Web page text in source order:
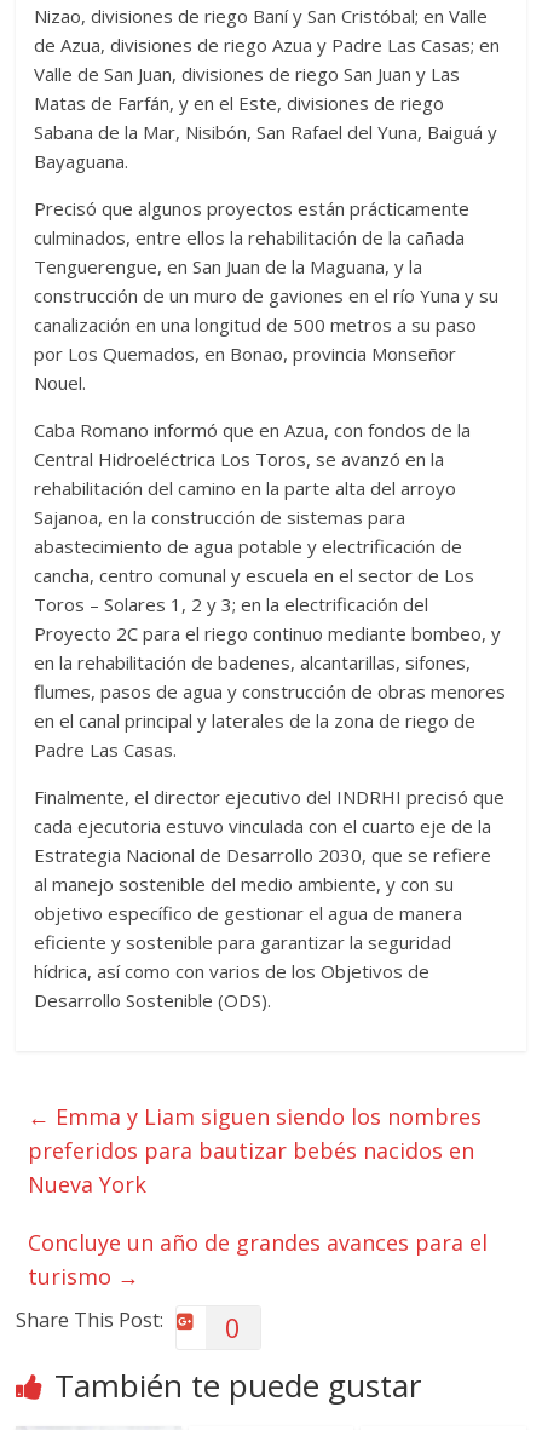
Nizao, divisiones de riego Baní y San Cristóbal; en Valle
de Azua, divisiones de riego Azua y Padre Las Casas; en
Valle de San Juan, divisiones de riego San Juan y Las
Matas de Farfán, y en el Este, divisiones de riego
Sabana de la Mar, Nisibón, San Rafael del Yuna, Baiguá y
Bayaguana.
Precisó que algunos proyectos están prácticamente
culminados, entre ellos la rehabilitación de la cañada
Tenguerengue, en San Juan de la Maguana, y la
construcción de un muro de gaviones en el río Yuna y su
canalización en una longitud de 500 metros a su paso
por Los Quemados, en Bonao, provincia Monseñor
Nouel.
Caba Romano informó que en Azua, con fondos de la
Central Hidroeléctrica Los Toros, se avanzó en la
rehabilitación del camino en la parte alta del arroyo
Sajanoa, en la construcción de sistemas para
abastecimiento de agua potable y electrificación de
cancha, centro comunal y escuela en el sector de Los
Toros – Solares 1, 2 y 3; en la electrificación del
Proyecto 2C para el riego continuo mediante bombeo, y
en la rehabilitación de badenes, alcantarillas, sifones,
flumes, pasos de agua y construcción de obras menores
en el canal principal y laterales de la zona de riego de
Padre Las Casas.
Finalmente, el director ejecutivo del INDRHI precisó que
cada ejecutoria estuvo vinculada con el cuarto eje de la
Estrategia Nacional de Desarrollo 2030, que se refiere
al manejo sostenible del medio ambiente, y con su
objetivo específico de gestionar el agua de manera
eficiente y sostenible para garantizar la seguridad
hídrica, así como con varios de los Objetivos de
Desarrollo Sostenible (ODS).
← Emma y Liam siguen siendo los nombres
preferidos para bautizar bebés nacidos en
Nueva York
Concluye un año de grandes avances para el
turismo →
Share This Post: 0
También te puede gustar